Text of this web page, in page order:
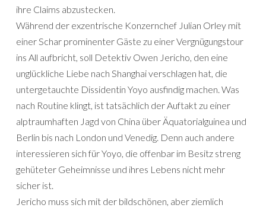
ihre Claims abzustecken.
Während der exzentrische Konzernchef Julian Orley mit
einer Schar prominenter Gäste zu einer Vergnügungstour
ins All aufbricht, soll Detektiv Owen Jericho, den eine
unglückliche Liebe nach Shanghai verschlagen hat, die
untergetauchte Dissidentin Yoyo ausfindig machen. Was
nach Routine klingt, ist tatsächlich der Auftakt zu einer
alptraumhaften Jagd von China über Äquatorialguinea und
Berlin bis nach London und Venedig. Denn auch andere
interessieren sich für Yoyo, die offenbar im Besitz streng
gehüteter Geheimnisse und ihres Lebens nicht mehr
sicher ist.
Jericho muss sich mit der bildschönen, aber ziemlich